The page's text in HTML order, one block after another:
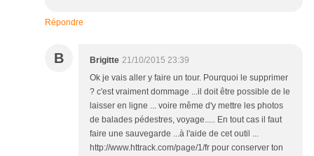
Répondre
B Brigitte 21/10/2015 23:39
Ok je vais aller y faire un tour. Pourquoi le supprimer
? c'est vraiment dommage ...il doit être possible de le
laisser en ligne ... voire même d'y mettre les photos
de balades pédestres, voyage..... En tout cas il faut
faire une sauvegarde ...à l'aide de cet outil ...
http://www.httrack.com/page/1/fr pour conserver ton